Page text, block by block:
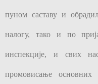
пуном саставу и
налогу, тако и по
инспекције, и свих
промовисање